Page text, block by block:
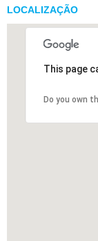
LOCALIZAÇÃO
This page
Do you own